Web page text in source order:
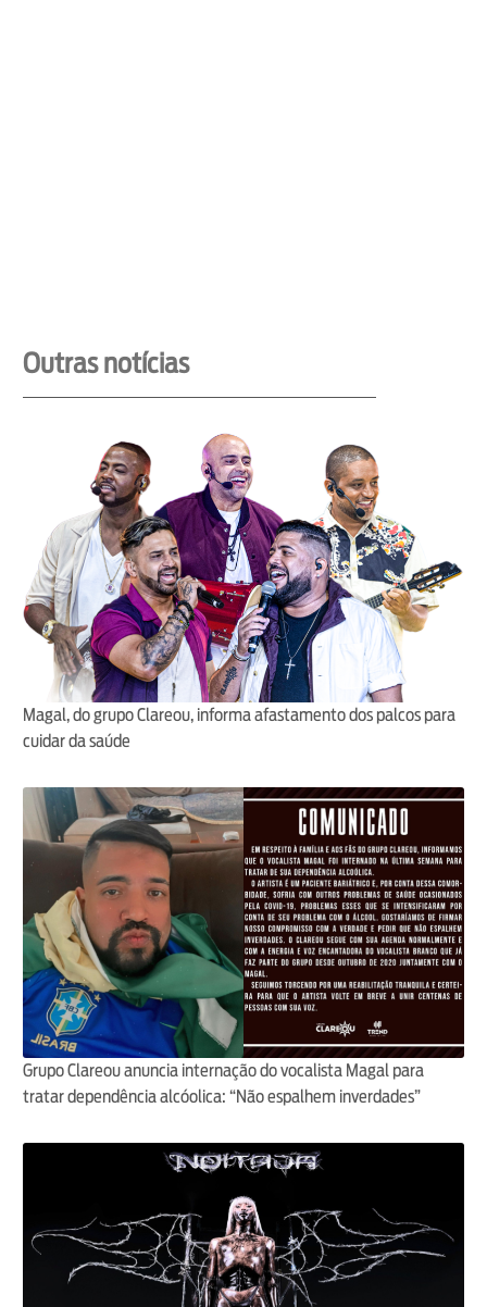
Outras notícias
Magal, do grupo Clareou, informa afastamento dos palcos para
cuidar da saúde
Grupo Clareou anuncia internação do vocalista Magal para
tratar dependência alcóolica: “Não espalhem inverdades”